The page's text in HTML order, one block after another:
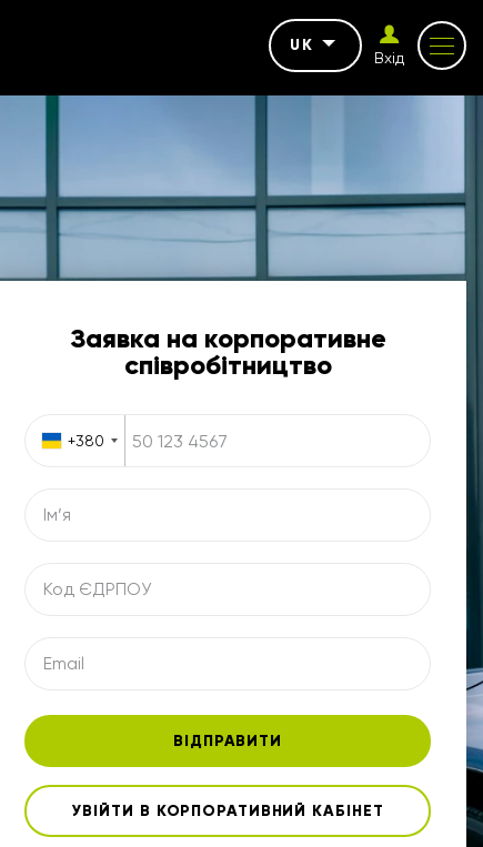
UK
Вхід
Заявка на корпоративне
співробітництво
+380
ВІДПРАВИТИ
УВІЙТИ В КОРПОРАТИВНИЙ КАБІНЕТ